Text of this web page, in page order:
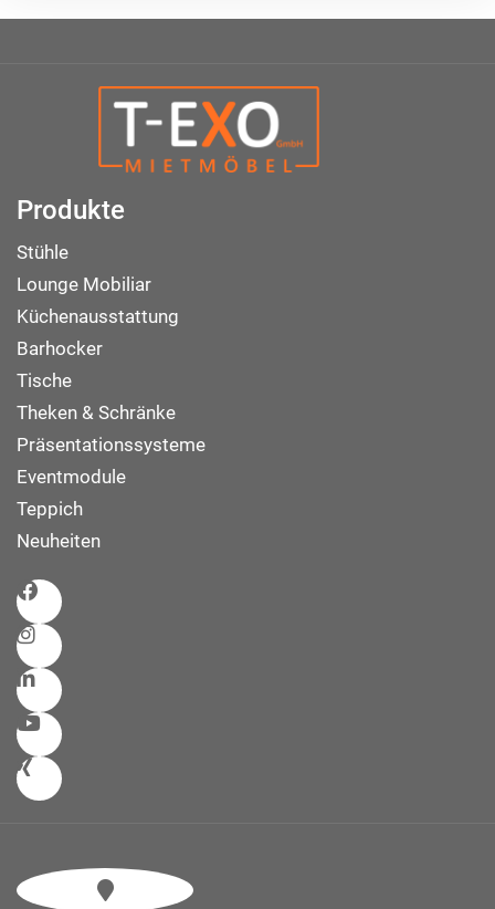
Produkte
Stühle
Lounge Mobiliar
Küchenausstattung
Barhocker
Tische
Theken & Schränke
Präsentationssysteme
Eventmodule
Teppich
Neuheiten